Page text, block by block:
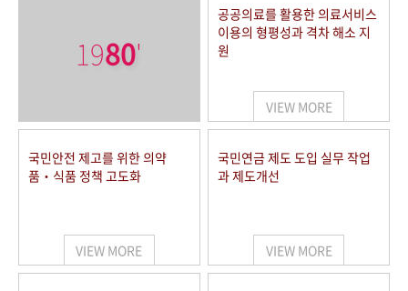
1980'
공공의료를 활용한 의료서비스
이용의 형평성과 격차 해소 지
원
VIEW MORE
국민안전 제고를 위한 의약
품‧식품 정책 고도화
VIEW MORE
국민연금 제도 도입 실무 작업
과 제도개선
VIEW MORE